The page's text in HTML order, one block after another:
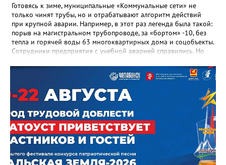
Готовясь к зиме, муниципальные «Коммунальные сети» не
только чинят трубы, но и отрабатывают алгоритм действий
при крупной аварии. Например, в этот раз легенда была такой:
порыв на магистральном трубопроводе, за «бортом» -10, без
тепла и горячей воды 63 многоквартирных дома и соцобъекты.
Сотрудники предприятия с учебной аварией справились. Но
отметили и недочёты. «Например, управляющие компании
несвоевременно приняли меры для предотвращения
“перемерзания” общей домовой тепловой сети
многоквартирного дома, отсутствовало взаимодействие с
ресурсоснабжающей организацией, ЕДДС и иными службами»,
— сообщила начальник Главного управления ГЖИ Ирина
Настенко. В следующий раз, рекомендовали в
Госжилинспекции, службы должны действовать слаженно. И
оперативно делиться информацией со всеми
заинтересованными – от поставщика тепла до конечных
потребителей.